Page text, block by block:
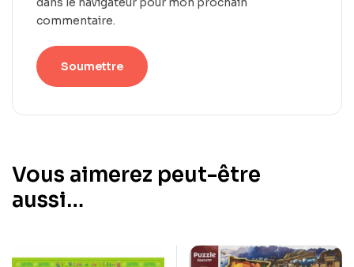
commentaire.
Vous aimerez peut-être
aussi…